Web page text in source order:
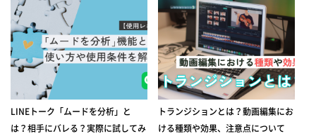
LINEトーク「ムードを分析」と
は？相手にバレる？実際に試してみ
トランジションとは？動画編集にお
ける種類や効果、注意点について